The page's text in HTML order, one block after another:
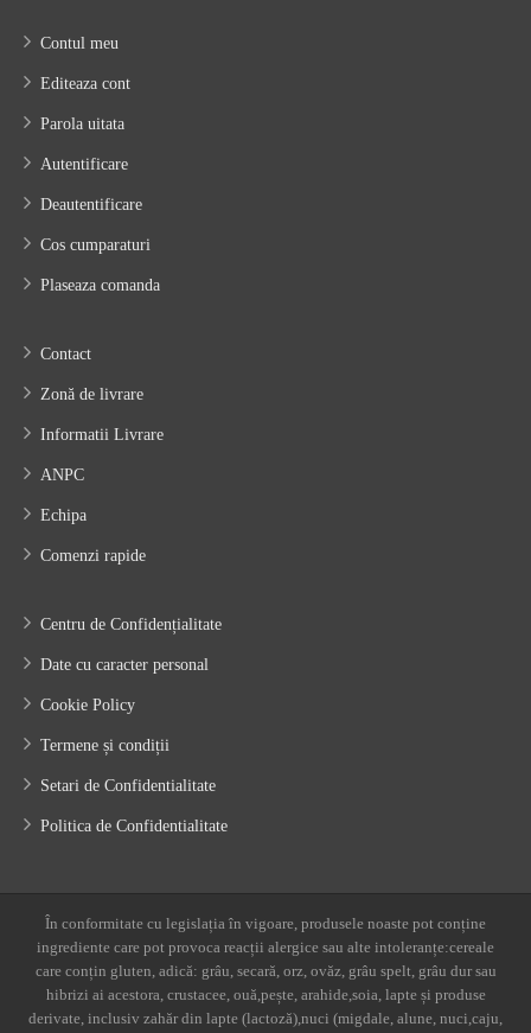
Contul meu
Editeaza cont
Parola uitata
Autentificare
Deautentificare
Cos cumparaturi
Plaseaza comanda
Contact
Zonă de livrare
Informatii Livrare
ANPC
Echipa
Comenzi rapide
Centru de Confidențialitate
Date cu caracter personal
Cookie Policy
Termene și condiții
Setari de Confidentialitate
Politica de Confidentialitate
În conformitate cu legislația în vigoare, produsele noaste pot conține
ingrediente care pot provoca reacții alergice sau alte intoleranțe:cereale
care conțin gluten, adică: grâu, secară, orz, ovăz, grâu spelt, grâu dur sau
hibrizi ai acestora, crustacee, ouă,pește, arahide,soia, lapte și produse
derivate, inclusiv zahăr din lapte (lactoză),nuci (migdale, alune, nuci,caju,